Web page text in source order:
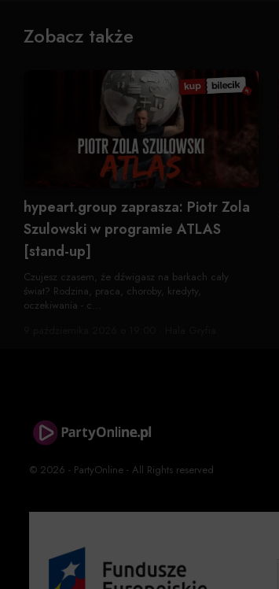
Zobacz także
hypeart.group zaprasza: Piotr Zola
Szulowski w programie ATLAS
[stand-up]
Czujesz czasem, że dźwigasz na barkach cały
świat? Rodzina, praca, choroby, kredyty,
oczekiwania - c...
© 2026 - PartyOnline - All Rights reserved